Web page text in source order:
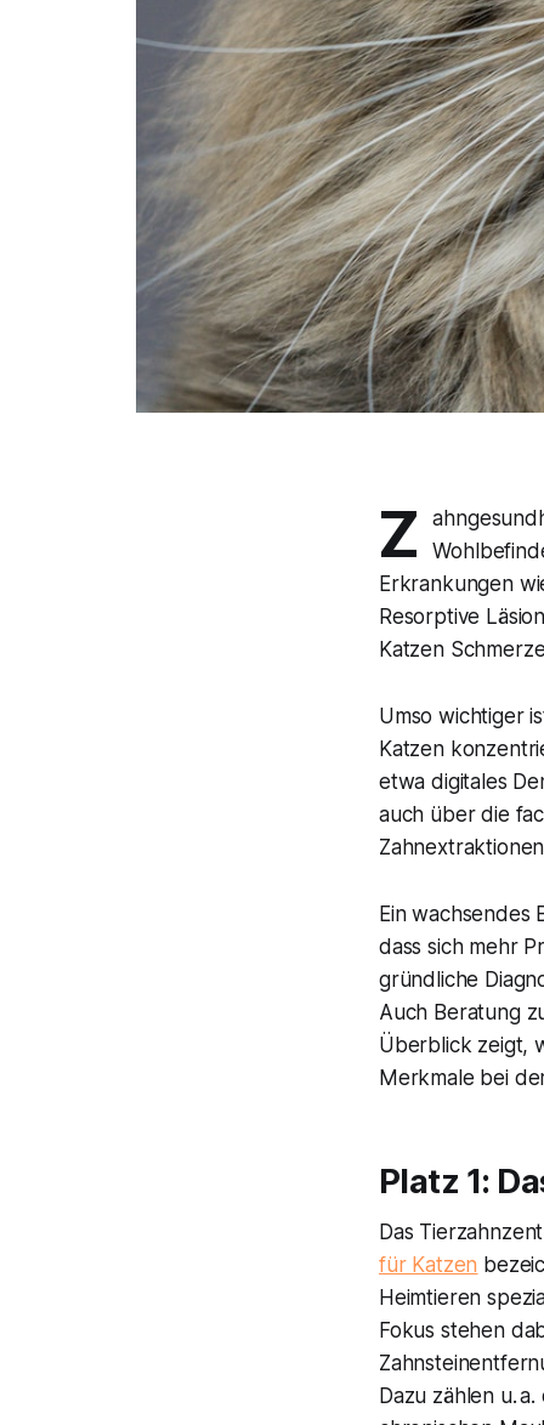
Z
Erkrankungen
Resorptive
Katzen
Umso wichtiger
Katzen
etwa digitales
auch über die
Ein
dass sich mehr
gründliche
Auch Beratung
Überblick zeigt,
Merkmale bei
Platz 1:
Das
für Katzen
Heimtieren
Fokus stehen
Dazu zählen u.